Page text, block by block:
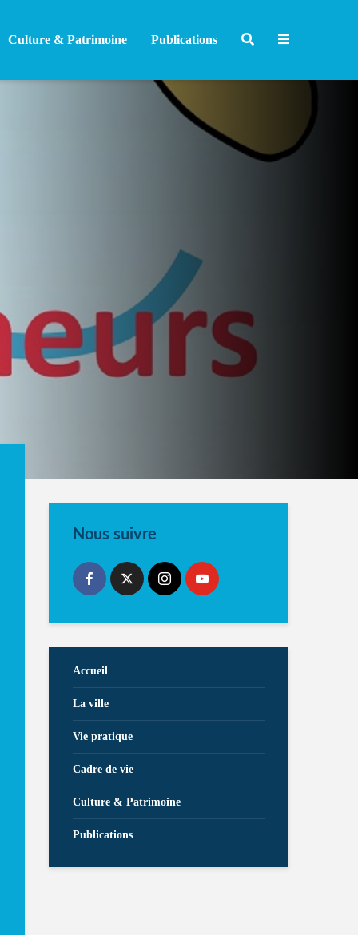
Culture & Patrimoine Publications
Nous suivre
Accueil
La ville
Vie pratique
Cadre de vie
Culture & Patrimoine
Publications